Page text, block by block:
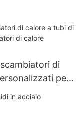
di
per